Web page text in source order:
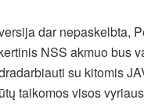
dar nepaskelbta,
NSS akmuo bus
su kitomis
taikomos visos